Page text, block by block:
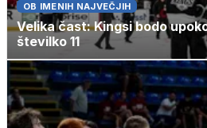
OB IMENIH NAJVEČJIH
Velika čast: Kingsi bodo
številko 11